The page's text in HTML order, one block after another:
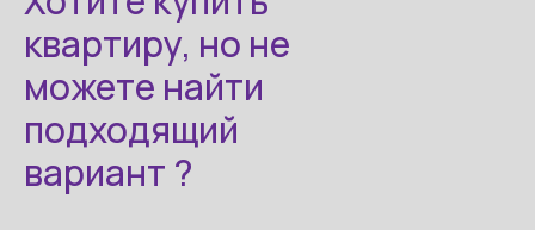
квартиру, но не
можете найти
подходящий
вариант ?